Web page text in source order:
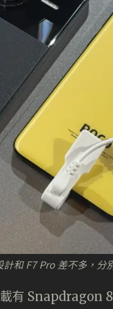
和 F7 Pro 差不多，分
有 Snapdragon